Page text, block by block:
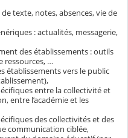
texte, notes, absences, vie de
: actualités, messagerie,
des établissements : outils
ressources, …
établissements vers le public
entre la collectivité et
entre l’académie et les
des collectivités et des
communication ciblée,